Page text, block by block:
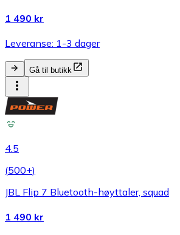
1 490 kr
Leveranse: 1-3 dager
Gå til butikk
4.5
(500+)
JBL Flip 7 Bluetooth-høyttaler, squad
1 490 kr